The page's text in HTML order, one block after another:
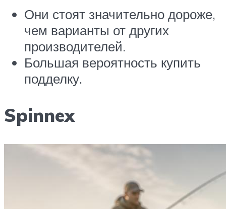
Они стоят значительно дороже,
чем варианты от других
производителей.
Большая вероятность купить
подделку.
Spinnex